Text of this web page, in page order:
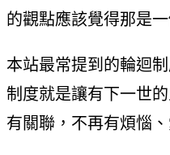
的觀點應該覺得那是
本站最常提到的輪迴
制度就是讓有下一世
有關聯，不再有煩惱